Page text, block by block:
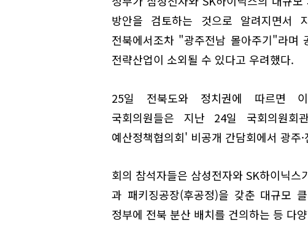
방안을 검토하는 것으로 알려지면서
전북에서조차 "광주전남 몰아주기"라며
전략산업이 소외될 수 있다고 우려했다.
25일 전북도와 정치권에 따르면 이
국회의원들은 지난 24일 국회의원회
예산정책협의회' 비공개 간담회에서 광주
회의 참석자들은 삼성전자와 SK하이닉스
과 패키징공장(후공정)을 갖춘 대규모
정부에 전북 분산 배치를 건의하는 등 다